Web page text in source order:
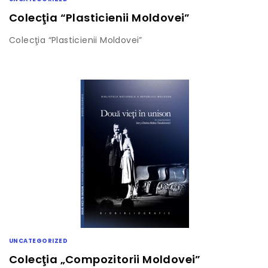
Colecţia “Plasticienii Moldovei”
Colecţia “Plasticienii Moldovei”
UNCATEGORIZED
Colecţia „Compozitorii Moldovei”